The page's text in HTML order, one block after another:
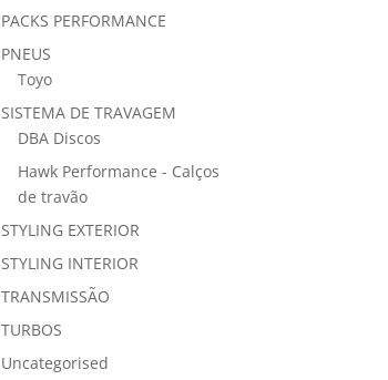
PACKS PERFORMANCE
PNEUS
Toyo
SISTEMA DE TRAVAGEM
DBA Discos
Hawk Performance - Calços
de travão
STYLING EXTERIOR
STYLING INTERIOR
TRANSMISSÃO
TURBOS
Uncategorised